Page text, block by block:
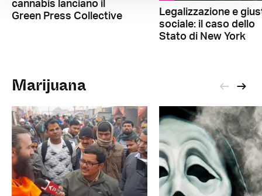
cannabis lanciano il
Green Press Collective
Legalizzazione e
sociale: il caso dello
Stato di New York
Marijuana